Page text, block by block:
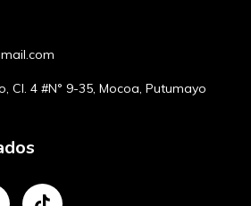
Cl. 4 #N° 9-35, Mocoa, Putumayo